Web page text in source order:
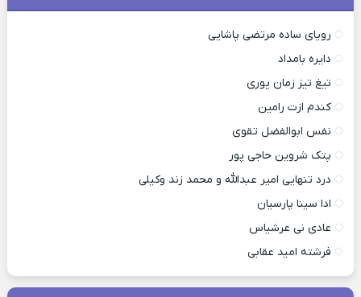
رویای ساده مرتضی پاشایی
دایره بامداد
تیغ تیز زمان پوری
کندم ازت رامین
نفس ابوالفضل تقوی
پتک شروین حاجی پور
درد تنهایی امیر عبدالله و محمد زند وکیلی
ادا سینا پارسیان
عادی نی عرشیاس
فرشته امید عقابی